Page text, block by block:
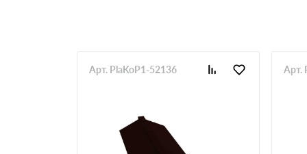
Арт. PlaKoP1-52136 Арт.